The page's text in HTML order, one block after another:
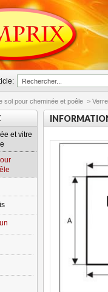
sol pour cheminée et poêle >
et vitre